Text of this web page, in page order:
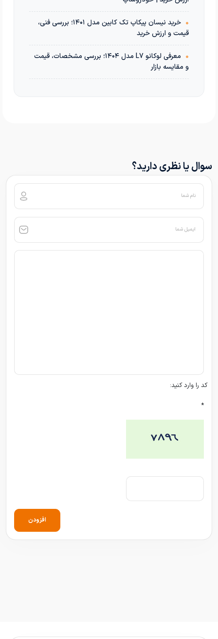
•
خرید نیسان پیکاپ تک کابین مدل ۱۴۰۱؛ بررسی فنی،
قیمت و ارزش خرید
•
معرفی لوکانو L7 مدل ۱۴۰۴؛ بررسی مشخصات، قیمت
و مقایسه بازار
سوال یا نظری دارید؟
نام شما
ایمیل شما
کد را وارد کنید:
*
افزودن